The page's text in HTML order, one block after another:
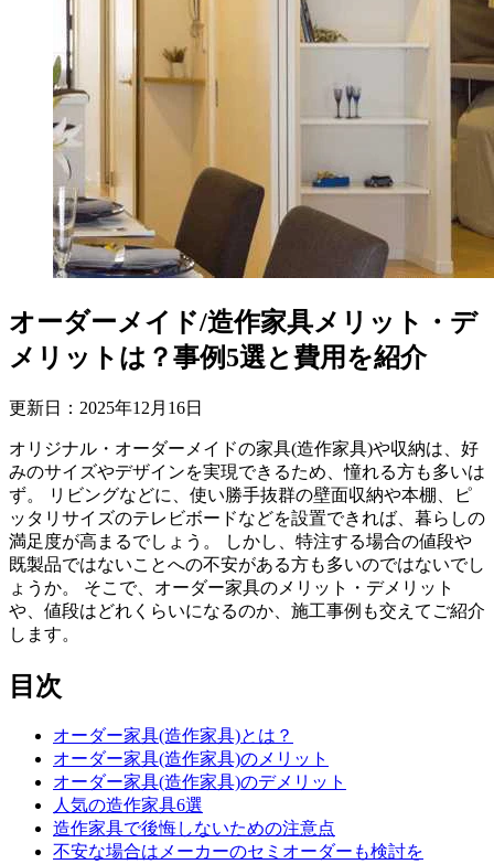
オーダーメイド/造作家具メリット・デ
メリットは？事例5選と費用を紹介
更新日： 2025年12 月 16日
オリジナル・オーダーメイドの家具(造作家具)や収納は、好
みのサイズやデザインを実現できるため、憧れる方も多いは
ず。 リビングなどに、使い勝手抜群の壁面収納や本棚、ピ
ッタリサイズのテレビボードなどを設置できれば、暮らしの
満足度が高まるでしょう。 しかし、特注する場合の値段や
既製品ではないことへの不安がある方も多いのではないでし
ょうか。 そこで、オーダー家具のメリット・デメリット
や、値段はどれくらいになるのか、施工事例も交えてご紹介
します。
目次
オーダー家具(造作家具)とは？
オーダー家具(造作家具)のメリット
オーダー家具(造作家具)のデメリット
人気の造作家具6選
造作家具で後悔しないための注意点
不安な場合はメーカーのセミオーダーも検討を